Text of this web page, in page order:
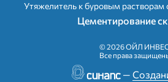
Утяжелитель к буровым растворам
Цементирование
©2026 ОЙЛ
Все права
—